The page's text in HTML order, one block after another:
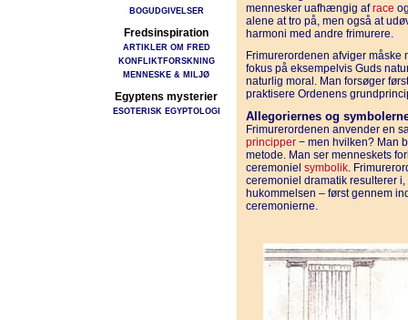
BOGUDGIVELSER
Fredsinspiration
ARTIKLER OM FRED
KONFLIKTFORSKNING
MENNESKE & MILJØ
Egyptens mysterier
ESOTERISK EGYPTOLOGI
mennesker uafhængig afrace
alene at tro på, men også at
harmoni med andre frimurere.
Frimurerordenen afviger måske
fokus på eksempelvis Guds
naturlig moral. Man forsøger
praktisere Ordenens
Allegoriernes og
Frimurerordenen anvender en
principper − men hvilken? Man
metode. Man ser menneskets
ceremoniel symbolik.
ceremoniel dramatik resulterer
hukommelsen – først gennem
ceremonierne.